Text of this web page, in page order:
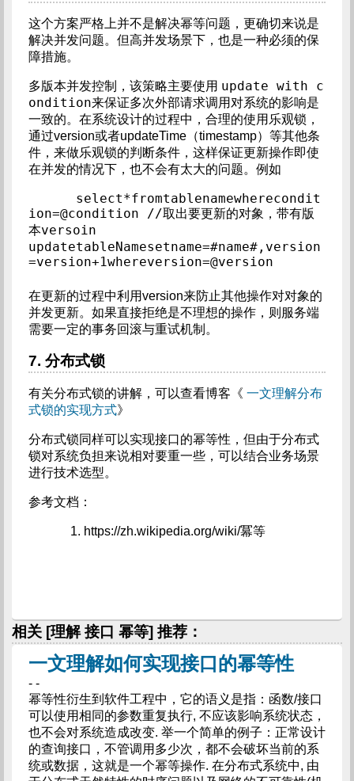
这个方案严格上并不是解决幂等问题，更确切来说是
解决并发问题。但高并发场景下，也是一种必须的保
障措施。
多版本并发控制，该策略主要使用 update with c
ondition来保证多次外部请求调用对系统的影响是
一致的。在系统设计的过程中，合理的使用乐观锁，
通过version或者updateTime（timestamp）等其他条
件，来做乐观锁的判断条件，这样保证更新操作即使
在并发的情况下，也不会有太大的问题。例如
select*fromtablenamewherecondit
ion=@condition //取出要更新的对象，带有版
本versoin
updatetableNamesetname=#name#,version
在更新的过程中利用version来防止其他操作对对象的
并发更新。如果直接拒绝是不理想的操作，则服务端
需要一定的事务回滚与重试机制。
7. 分布式锁
有关分布式锁的讲解，可以查看博客《 一文理解分布
式锁的实现方式》
分布式锁同样可以实现接口的幂等性，但由于分布式
锁对系统负担来说相对要重一些，可以结合业务场景
进行技术选型。
参考文档：
https://zh.wikipedia.org/wiki/冪等
相关 [理解 接口 幂等] 推荐：
一文理解如何实现接口的幂等性
- -
幂等性衍生到软件工程中，它的语义是指：函数/接口
可以使用相同的参数重复执行, 不应该影响系统状态，
也不会对系统造成改变. 举一个简单的例子：正常设计
的查询接口，不管调用多少次，都不会破坏当前的系
统或数据，这就是一个幂等操作. 在分布式系统中, 由